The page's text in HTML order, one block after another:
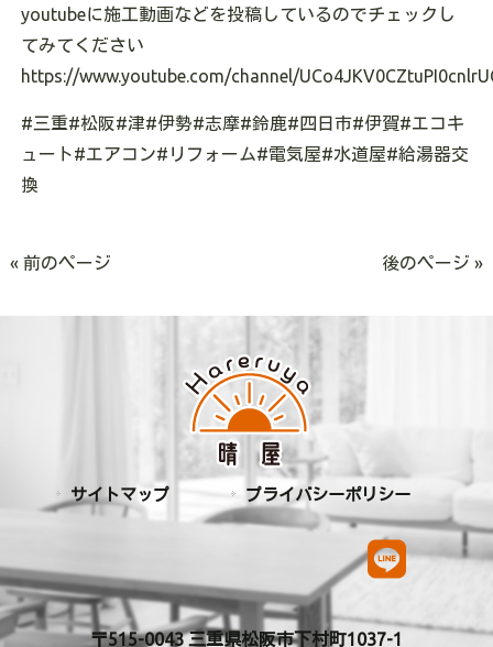
youtubeに施工動画などを投稿しているのでチェックし
てみてください
https://www.youtube.com/channel/
#三重#松阪#津#伊勢#志摩#鈴鹿#四日市#伊賀#エコキ
ュート#エアコン#リフォーム#電気屋#水道屋#給湯器交
換
« 前のページ 後のページ »
サイトマップ プライバシーポリシー
〒515-0043 三重県松阪市下村町1037-1